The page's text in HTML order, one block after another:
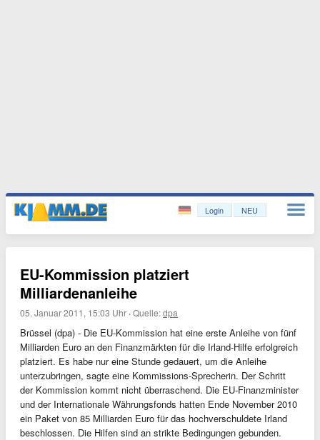
Login NEU
EU-Kommission platziert
Milliardenanleihe
05. Januar 2011, 15:03 Uhr ·Quelle:dpa
Brüssel (dpa) - Die EU-Kommission hat eine erste Anleihe von fünf
Milliarden Euro an den Finanzmärkten für die Irland-Hilfe erfolgreich
platziert. Es habe nur eine Stunde gedauert, um die Anleihe
unterzubringen, sagte eine Kommissions-Sprecherin. Der Schritt
der Kommission kommt nicht überraschend. Die EU-Finanzminister
und der Internationale Währungsfonds hatten Ende November 2010
ein Paket von 85 Milliarden Euro für das hochverschuldete Irland
beschlossen. Die Hilfen sind an strikte Bedingungen gebunden.